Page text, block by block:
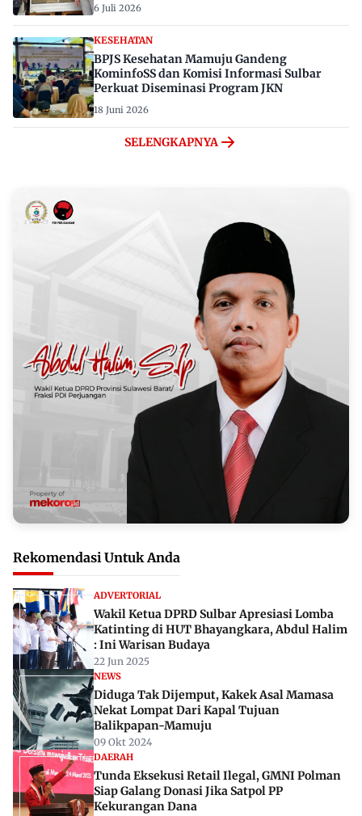
6 Juli 2026
KESEHATAN
BPJS Kesehatan Mamuju Gandeng
KominfoSS dan Komisi Informasi Sulbar
Perkuat Diseminasi Program JKN
18 Juni 2026
SELENGKAPNYA
Rekomendasi Untuk Anda
ADVERTORIAL
Wakil Ketua DPRD Sulbar Apresiasi Lomba
Katinting di HUT Bhayangkara, Abdul Halim
: Ini Warisan Budaya
22 Jun 2025
NEWS
Diduga Tak Dijemput, Kakek Asal Mamasa
Nekat Lompat Dari Kapal Tujuan
Balikpapan-Mamuju
09 Okt 2024
DAERAH
Tunda Eksekusi Retail Ilegal, GMNI Polman
Siap Galang Donasi Jika Satpol PP
Kekurangan Dana